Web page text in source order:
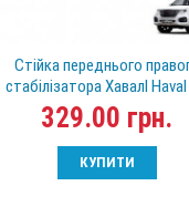
Стійка переднього
стабілізатора Хавалl
2906400XKV08A
329.00 грн.
КУПИТИ